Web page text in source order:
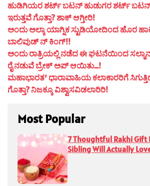
ಹುಡಿಗಿಯರ ಶರ್ಟ್ ಬಟನ್ ಹುಡುಗರ ಶರ್ಟ್ ಬಟನ್
ಇರುತ್ತವೆ ಗೊತ್ತಾ? ಶಾಕ್ ಆಗ್ತೀರಿ!
ಅಂದು ಅಲ್ಕಾ ಯಾಗ್ನಿಕ ಸ್ಟುಡಿಯೋದಿಂದ ಹೊರ
ಬಾಲಿವುಡ್ ನ್ ಕಿಂಗ್!!
ಅಂದು ರಾತ್ರಿಯಲ್ಲಿ ನಡೆದ ಈ ಘಟನೆಯಿಂದ
ರೈ ನಡುವೆ ಬ್ರೇಕ್ ಅಪ್ ಆಯಿತು…!
ಮಹಾಭಾರತ’ ಧಾರಾವಾಹಿಯ ಕಲಾಕಾರರಿಗೆ
ಗೊತ್ತಾ? ನಿಜಕ್ಕೂ ವಿಶ್ವಾಸವಿಡಲಾರಿರಿ!
Most Popular
7 Thoughtful Rakhi Gift
Sibling Will Actually